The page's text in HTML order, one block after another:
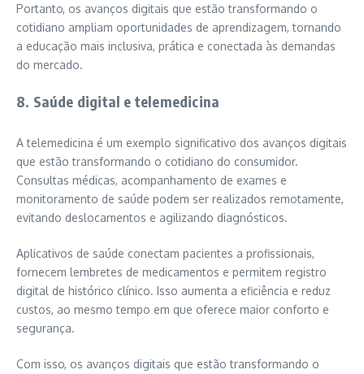
Portanto, os avanços digitais que estão transformando o
cotidiano ampliam oportunidades de aprendizagem, tornando
a educação mais inclusiva, prática e conectada às demandas
do mercado.
8. Saúde digital e telemedicina
A telemedicina é um exemplo significativo dos avanços digitais
que estão transformando o cotidiano do consumidor.
Consultas médicas, acompanhamento de exames e
monitoramento de saúde podem ser realizados remotamente,
evitando deslocamentos e agilizando diagnósticos.
Aplicativos de saúde conectam pacientes a profissionais,
fornecem lembretes de medicamentos e permitem registro
digital de histórico clínico. Isso aumenta a eficiência e reduz
custos, ao mesmo tempo em que oferece maior conforto e
segurança.
Com isso, os avanços digitais que estão transformando o